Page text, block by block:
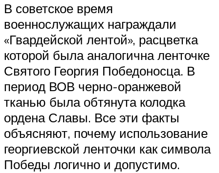
В советское время
военнослужащих награждали
«Гвардейской лентой», расцветка
которой была аналогична ленточке
Святого Георгия Победоносца. В
период ВОВ черно-оранжевой
тканью была обтянута колодка
ордена Славы. Все эти факты
объясняют, почему использование
георгиевской ленточки как символа
Победы логично и допустимо.